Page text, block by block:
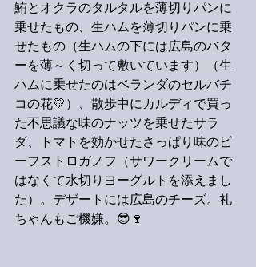
鮪とオクラのタルタルを薄切りパンに
乗せたもの、生ハムを薄切りパンに乗
せたもの（生ハムの下には広島のバタ
ーを薄～く切って敷いています）（生
ハムに乗せたのはベランダのセルバチ
コの花💛）、散歩中にカルディで買っ
た不思議な味のナッツを乗せたサラ
ダ、トマトを効かせたさっぱり味のビ
ーフストロガノフ（サワークリームで
はなくて水切りヨーグルトを添えまし
た）。デザートには広島のチーズ。礼
ちゃんもご機嫌。😎🍷